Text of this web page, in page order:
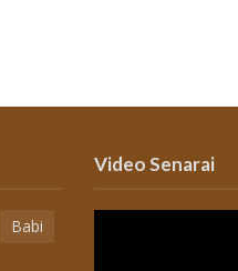
Babi
Video Senarai